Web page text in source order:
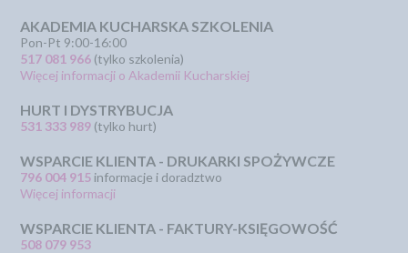
AKADEMIA KUCHARSKA SZKOLENIA
Pon-Pt 9:00-16:00
517 081 966 (tylko szkolenia)
Więcej informacji o Akademii Kucharskiej
HURT I DYSTRYBUCJA
531 333 989 (tylko hurt)
WSPARCIE KLIENTA - DRUKARKI SPOŻYWCZE
796 004 915 informacje i doradztwo
Więcej informacji
WSPARCIE KLIENTA - FAKTURY-KSIĘGOWOŚĆ
508 079 953